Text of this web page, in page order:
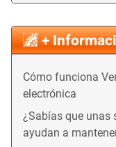
+
Cómo funciona
electrónica
¿Sabías que unas
ayudan a